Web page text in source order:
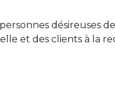
désireuses
et des clients à la